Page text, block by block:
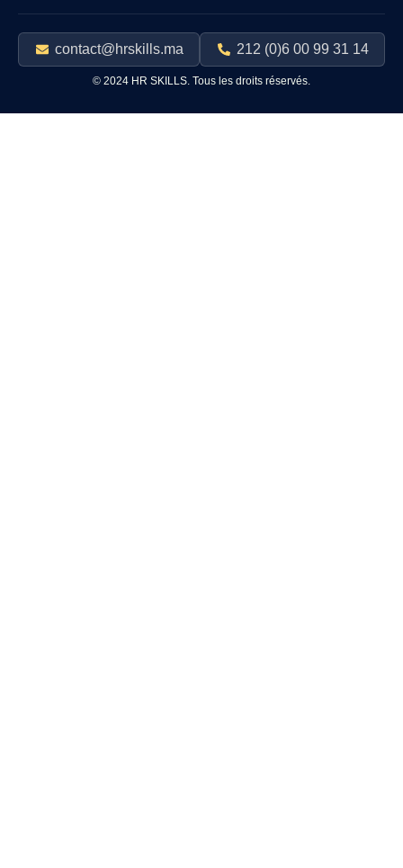
contact@hrskills.ma 212 (0)6 00 99 31 14
© 2024 HR SKILLS. Tous les droits réservés.